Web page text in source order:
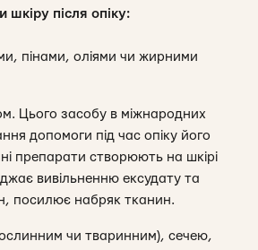
шкіру після опіку:
пінами, оліями чи жирними
Цього засобу в міжнародних
допомоги під час опіку його
препарати створюють на шкірі
вивільненню ексудату та
посилює набряк тканин.
чи тваринним), сечею,